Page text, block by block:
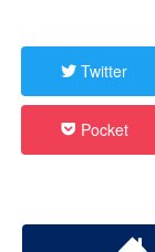
Twitter
Pocket